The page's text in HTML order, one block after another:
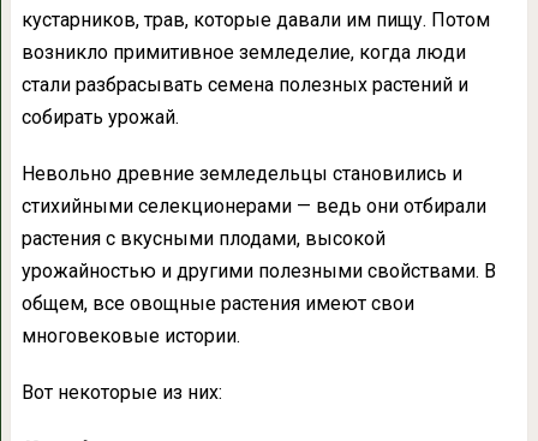
кустарников, трав, которые давали им пищу. Потом
возникло примитивное земледелие, когда люди
стали разбрасывать семена полезных растений и
собирать урожай.
Невольно древние земледельцы становились и
стихийными селекционерами — ведь они отбирали
растения с вкусными плодами, высокой
урожайностью и другими полезными свойствами. В
общем, все овощные растения имеют свои
многовековые истории.
Вот некоторые из них: